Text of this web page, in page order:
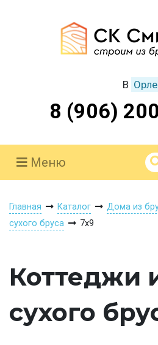
В Орле
8 (906)
Меню
Главная Каталог Дома из
сухого бруса
7х9
Коттеджи
сухого